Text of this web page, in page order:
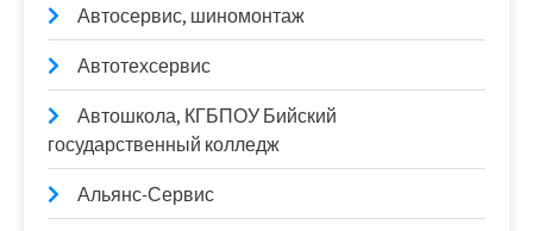
Автосервис, шиномонтаж
Автотехсервис
Автошкола, КГБПОУ Бийский
государственный колледж
Альянс-Сервис